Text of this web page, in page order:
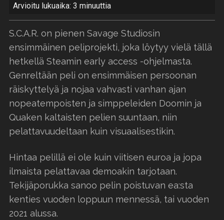
Arvioitu lukuaika: 3 minuuttia
S.C.A.R. on pienen Savage Studiosin
ensimmäinen peliprojekti, joka löytyy vielä tällä
hetkellä Steamin early access -ohjelmasta.
Genreltään peli on ensimmäisen persoonan
räiskyttelyä ja nojaa vahvasti vanhan ajan
nopeatempoisten ja simppeleiden Doomin ja
Quaken kaltaisten pelien suuntaan, niin
pelattavuudeltaan kuin visuaalisestikin.
Hintaa pelillä ei ole kuin viitisen euroa ja jopa
ilmaista pelattavaa demoakin tarjotaan.
Tekijäporukka sanoo pelin poistuvan ea:sta
kenties vuoden loppuun mennessä, tai vuoden
2021 alussa.